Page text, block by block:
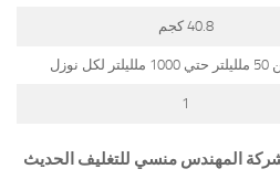
40.8 كجم
نوزل
1
شركة المهندس منسي للتغليف الحديث